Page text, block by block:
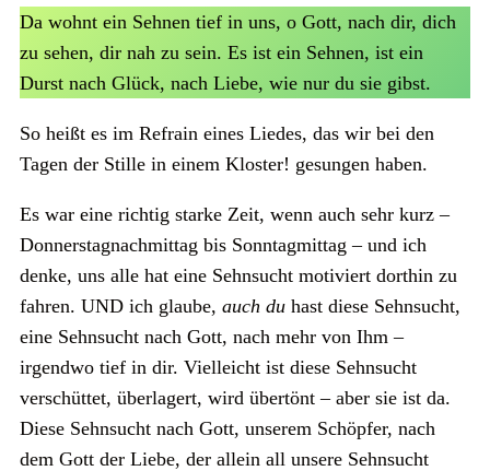
Da wohnt ein Sehnen tief in uns, o Gott, nach dir, dich
zu sehen, dir nah zu sein. Es ist ein Sehnen, ist ein
Durst nach Glück, nach Liebe, wie nur du sie gibst.
So heißt es im Refrain eines Liedes, das wir bei den
Tagen der Stille in einem Kloster! gesungen haben.
Es war eine richtig starke Zeit, wenn auch sehr kurz –
Donnerstagnachmittag bis Sonntagmittag – und ich
denke, uns alle hat eine Sehnsucht motiviert dorthin zu
fahren. UND ich glaube, auch du hast diese Sehnsucht,
eine Sehnsucht nach Gott, nach mehr von Ihm –
irgendwo tief in dir. Vielleicht ist diese Sehnsucht
verschüttet, überlagert, wird übertönt – aber sie ist da.
Diese Sehnsucht nach Gott, unserem Schöpfer, nach
dem Gott der Liebe, der allein all unsere Sehnsucht